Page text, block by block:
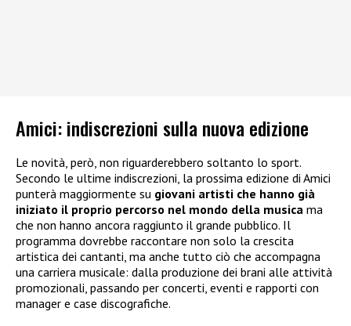
Amici: indiscrezioni sulla nuova edizione
Le novità, però, non riguarderebbero soltanto lo sport.
Secondo le ultime indiscrezioni, la prossima edizione di Amici
punterà maggiormente su giovani artisti che hanno già
iniziato il proprio percorso nel mondo della musica ma
che non hanno ancora raggiunto il grande pubblico. Il
programma dovrebbe raccontare non solo la crescita
artistica dei cantanti, ma anche tutto ciò che accompagna
una carriera musicale: dalla produzione dei brani alle attività
promozionali, passando per concerti, eventi e rapporti con
manager e case discografiche.